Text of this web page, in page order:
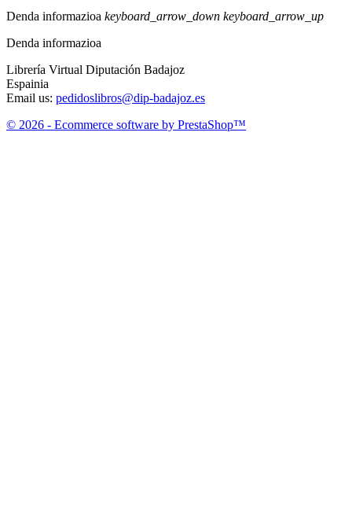
Denda informazioa keyboard_arrow_down keyboard_arrow_up
Denda informazioa
Librería Virtual Diputación Badajoz
Espainia
Email us: pedidoslibros@dip-badajoz.es
© 2026 - Ecommerce software by PrestaShop™